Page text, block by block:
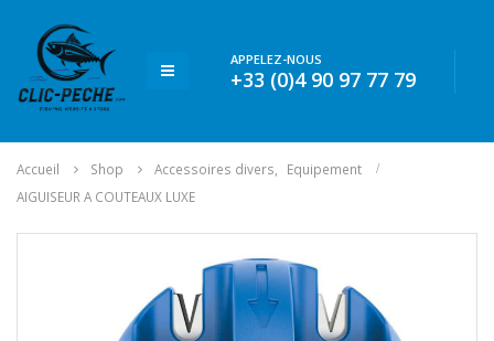
APPELEZ-NOUS
+33 (0)4 90 97 77 79
Accueil Shop Accessoires divers
Equipement
AIGUISEUR A COUTEAUX LUXE